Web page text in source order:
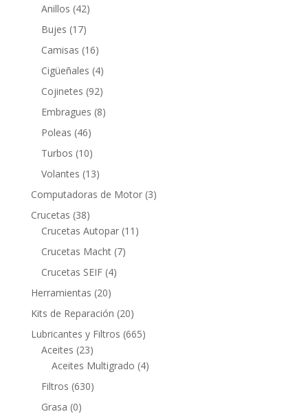
Anillos 4242
Bujes 1717
productos
Camisas 1616
productos
Cigüeñales 44
productos
Cojinetes 9292
productos
Embragues 88
Poleas 4646
productos
Turbos 1010
productos
Volantes 1313
productos
Computadoras de Motor 33
Crucetas 3838
productos
Crucetas Autopar 11 11
Crucetas Macht 77
Crucetas SEIF 44
Herramientas 2020
productos
Kits de Reparación 2020
productos
Lubricantes y Filtros 665665
Aceites 2323
productos
Aceites Multigrado 44
Filtros 630630
Grasa 00